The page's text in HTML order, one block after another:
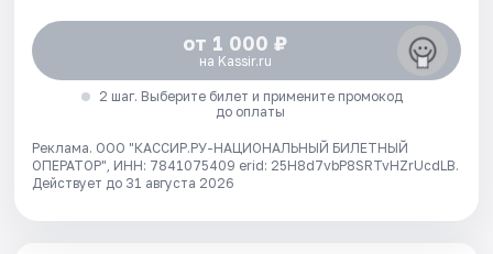
от 1 000 ₽
на Kassir.ru
2 шаг. Выберите билет и примените промокод
до оплаты
Реклама. ООО "КАССИР.РУ-НАЦИОНАЛЬНЫЙ БИЛЕТНЫЙ
ОПЕРАТОР", ИНН: 7841075409 erid: 25H8d7vbP8SRTvHZrUcdLB.
Действует до 31 августа 2026